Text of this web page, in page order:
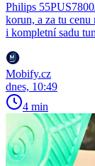
Philips
korun, a za tu
i kompletní sadu
Mobify.cz
dnes, 10:49
4 min